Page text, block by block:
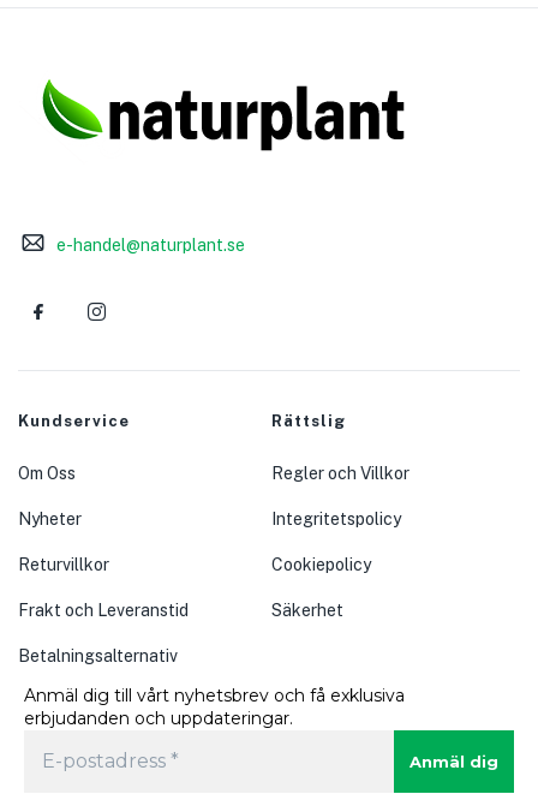
e-handel@naturplant.se
Kundservice
Om Oss
Nyheter
Returvillkor
Frakt och Leveranstid
Betalningsalternativ
Rättslig
Regler och Villkor
Integritetspolicy
Cookiepolicy
Säkerhet
Anmäl dig till vårt nyhetsbrev och få exklusiva
erbjudanden och uppdateringar.